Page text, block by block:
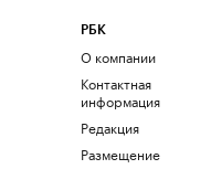
РБК
О компании
Контактная
информация
Редакция
Размещение